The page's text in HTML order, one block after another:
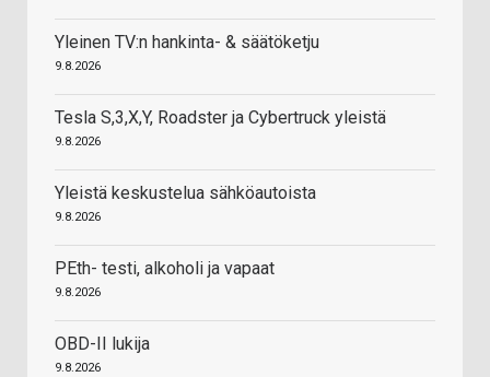
Yleinen TV:n hankinta- & säätöketju
9.8.2026
Tesla S,3,X,Y, Roadster ja Cybertruck yleistä
9.8.2026
Yleistä keskustelua sähköautoista
9.8.2026
PEth- testi, alkoholi ja vapaat
9.8.2026
OBD-II lukija
9.8.2026